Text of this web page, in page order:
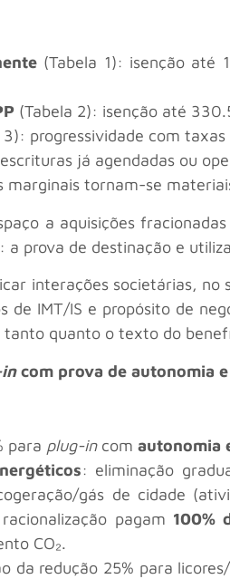
(Tabela 1): isenção até
(Tabela 2): isenção até
3): progressividade com
já agendadas ou
marginais tornam-se
a aquisições
a prova de destinação e
interações societárias,
de IMT/IS e propósito de
quanto o texto do
com prova de autonomia
para plug-incom autonomia
: eliminação
gás de cidade
pagam 100%
CO₂.
da redução 25% para